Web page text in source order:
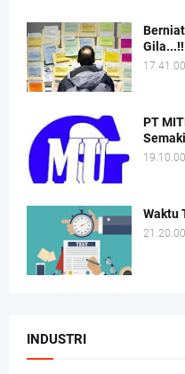
17.41.00
PT
19.10.00
Waktu
21.20.00
INDUSTRI